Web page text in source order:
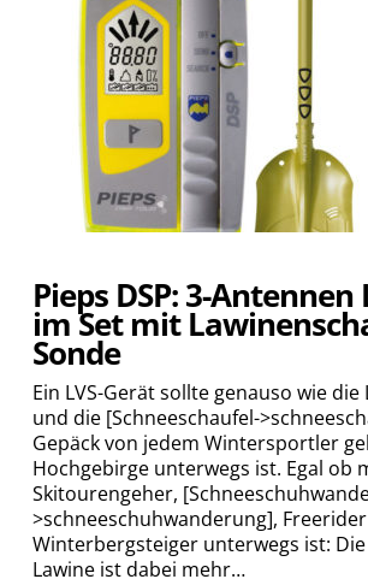
Pieps DSP: 3-Antennen
im Set mit
Sonde
Ein LVS-Gerät sollte genauso wie
und die [Schneeschaufel-
Gepäck von jedem Wintersportler
Hochgebirge unterwegs ist. Egal ob
Skitourengeher,
>schneeschuhwanderung],
Winterbergsteiger unterwegs ist:
Lawine ist dabei mehr…